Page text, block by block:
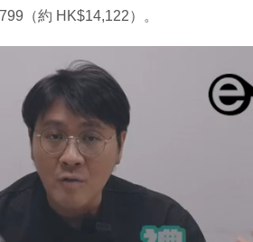
（約 HK$14,122）。